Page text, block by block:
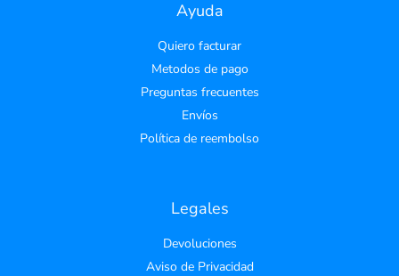
Ayuda
Quiero facturar
Metodos de pago
Preguntas frecuentes
Envíos
Política de reembolso
Legales
Devoluciones
Aviso de Privacidad